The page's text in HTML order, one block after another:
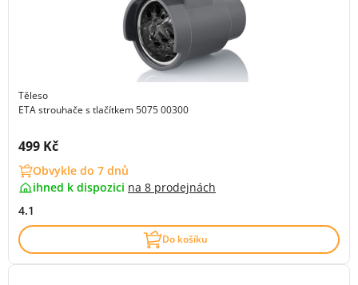
Těleso
ETA strouhače s tlačítkem 5075 00300
Cena s DPH:
499 Kč
Obvykle do 7 dnů
ihned k dispozici na 8 prodejnách
4.1
Do košíku